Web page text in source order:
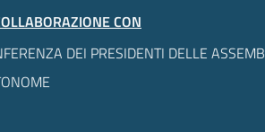
CON
DEI PRESIDENTI DELLE